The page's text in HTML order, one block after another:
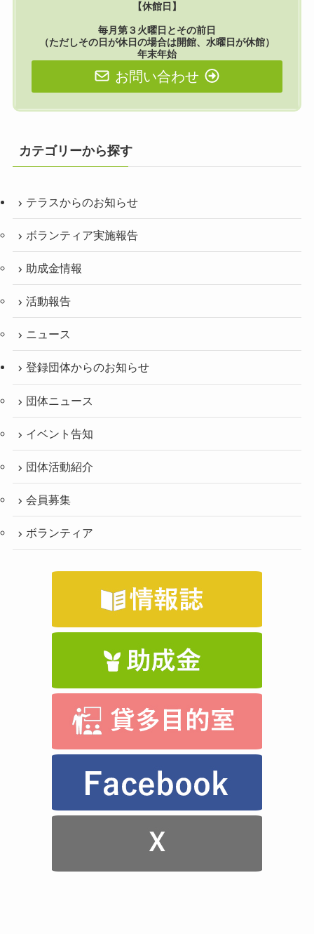
【休館日】
毎月第３火曜日とその前日
（ただしその日が休日の場合は開館、水曜日が休館）
年末年始
お問い合わせ
カテゴリーから探す
テラスからのお知らせ
ボランティア実施報告
助成金情報
活動報告
ニュース
登録団体からのお知らせ
団体ニュース
イベント告知
団体活動紹介
会員募集
ボランティア